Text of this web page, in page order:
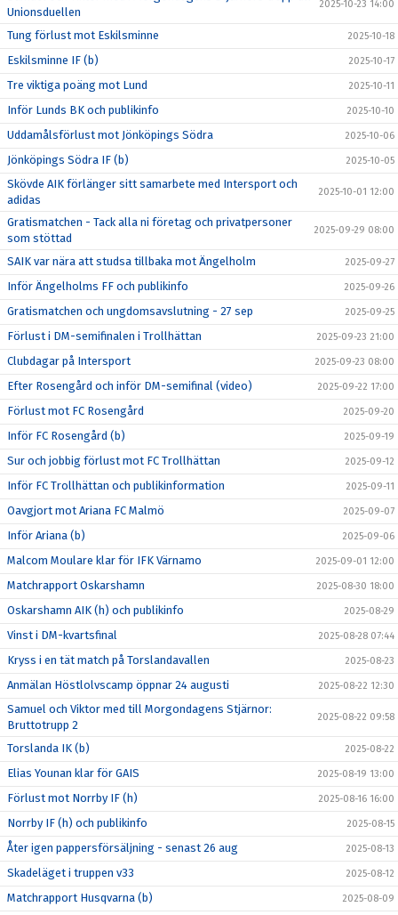
Unionsduellen
2025-10-23 14:00
Tung förlust mot Eskilsminne 2025-10-18
Eskilsminne IF (b) 2025-10-17
Tre viktiga poäng mot Lund 2025-10-11
Inför Lunds BK och publikinfo 2025-10-10
Uddamålsförlust mot Jönköpings Södra 2025-10-06
Jönköpings Södra IF (b) 2025-10-05
Skövde AIK förlänger sitt samarbete med Intersport och
adidas
2025-10-01 12:00
Gratismatchen - Tack alla ni företag och privatpersoner
som stöttad
2025-09-29 08:00
SAIK var nära att studsa tillbaka mot Ängelholm 2025-09-27
Inför Ängelholms FF och publikinfo 2025-09-26
Gratismatchen och ungdomsavslutning - 27 sep 2025-09-25
Förlust i DM-semifinalen i Trollhättan 2025-09-23 21:00
Clubdagar på Intersport 2025-09-23 08:00
Efter Rosengård och inför DM-semifinal (video) 2025-09-22 17:00
Förlust mot FC Rosengård 2025-09-20
Inför FC Rosengård (b) 2025-09-19
Sur och jobbig förlust mot FC Trollhättan 2025-09-12
Inför FC Trollhättan och publikinformation 2025-09-11
Oavgjort mot Ariana FC Malmö 2025-09-07
Inför Ariana (b) 2025-09-06
Malcom Moulare klar för IFK Värnamo 2025-09-01 12:00
Matchrapport Oskarshamn 2025-08-30 18:00
Oskarshamn AIK (h) och publikinfo 2025-08-29
Vinst i DM-kvartsfinal 2025-08-28 07:44
Kryss i en tät match på Torslandavallen 2025-08-23
Anmälan Höstlolvscamp öppnar 24 augusti 2025-08-22 12:30
Samuel och Viktor med till Morgondagens Stjärnor:
Bruttotrupp 2
2025-08-22 09:58
Torslanda IK (b) 2025-08-22
Elias Younan klar för GAIS 2025-08-19 13:00
Förlust mot Norrby IF (h) 2025-08-16 16:00
Norrby IF (h) och publikinfo 2025-08-15
Åter igen pappersförsäljning - senast 26 aug 2025-08-13
Skadeläget i truppen v33 2025-08-12
Matchrapport Husqvarna (b) 2025-08-09